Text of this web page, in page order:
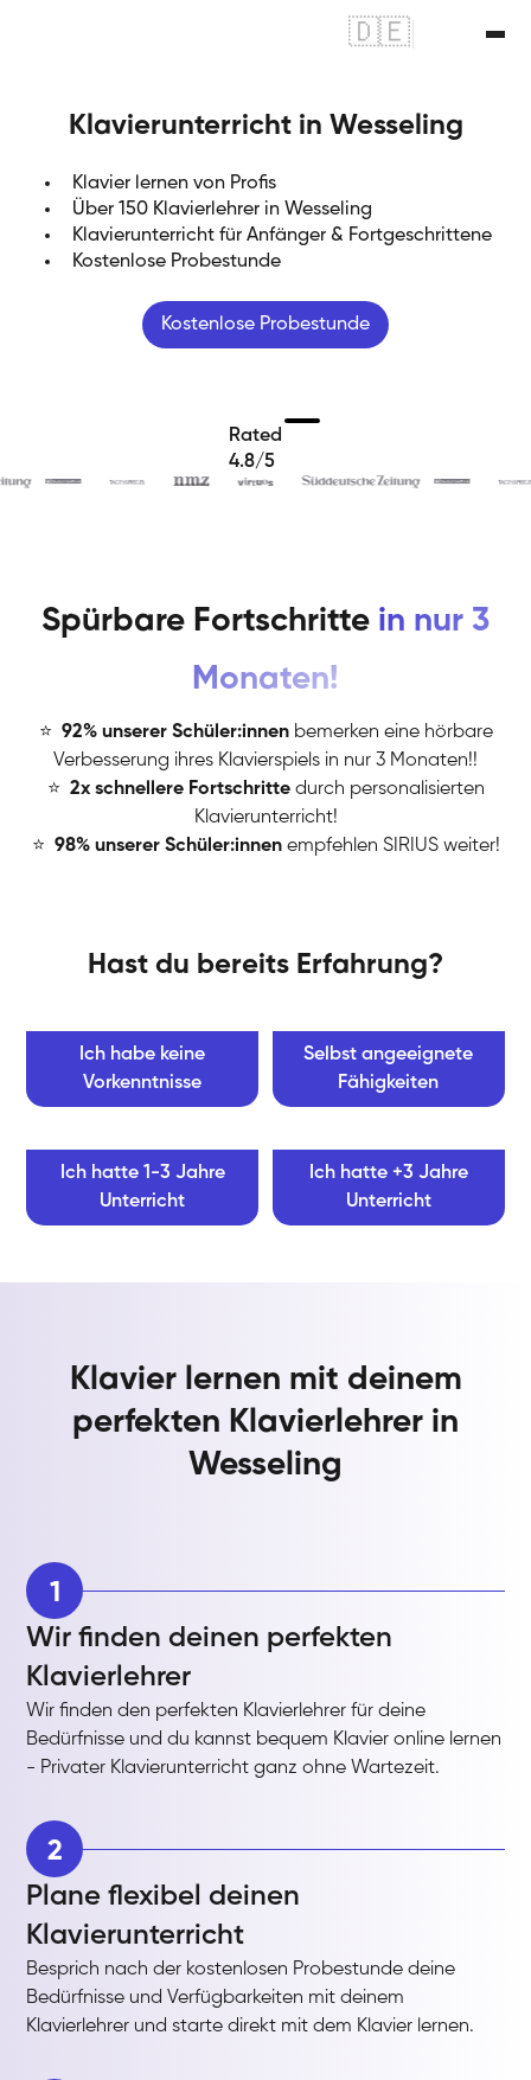
🇩🇪
Klavierunterricht in Wesseling
Klavier lernen von Profis
Über 150 Klavierlehrer in Wesseling
Klavierunterricht für Anfänger & Fortgeschrittene
Kostenlose Probestunde
Kostenlose Probestunde
Rated
4.8/5
Spürbare Fortschritte in nur 3
Monaten!
⭐ 92% unserer Schüler:innen bemerken eine hörbare
Verbesserung ihres Klavierspiels in nur 3 Monaten!!
⭐ 2x schnellere Fortschritte durch personalisierten
Klavierunterricht!
⭐ 98% unserer Schüler:innen empfehlen SIRIUS weiter!
Hast du bereits Erfahrung?
Ich habe keine
Vorkenntnisse
Selbst angeeignete
Fähigkeiten
Ich hatte 1-3 Jahre
Unterricht
Ich hatte +3 Jahre
Unterricht
Klavier lernen mit deinem
perfekten Klavierlehrer in
Wesseling
1
Wir finden deinen perfekten
Klavierlehrer
Wir finden den perfekten Klavierlehrer für deine
Bedürfnisse und du kannst bequem Klavier online lernen
- Privater Klavierunterricht ganz ohne Wartezeit.
2
Plane flexibel deinen
Klavierunterricht
Besprich nach der kostenlosen Probestunde deine
Bedürfnisse und Verfügbarkeiten mit deinem
Klavierlehrer und starte direkt mit dem Klavier lernen.